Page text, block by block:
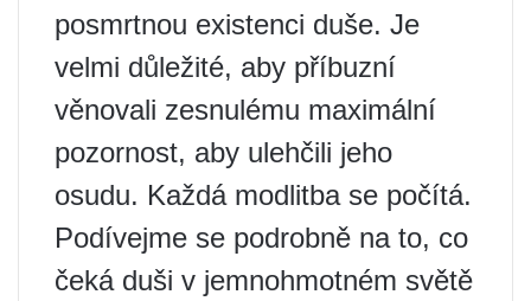
posmrtnou existenci duše. Je
velmi důležité, aby příbuzní
věnovali zesnulému maximální
pozornost, aby ulehčili jeho
osudu. Každá modlitba se počítá.
Podívejme se podrobně na to, co
čeká duši v jemnohmotném světě